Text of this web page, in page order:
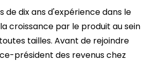
de dix ans d'expérience dans le
croissance par le produit au sein
tailles. Avant de rejoindre
président des revenus chez